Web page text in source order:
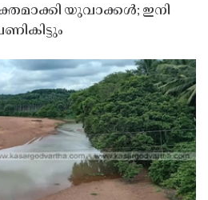
യുവാക്കൾ; ഇനി